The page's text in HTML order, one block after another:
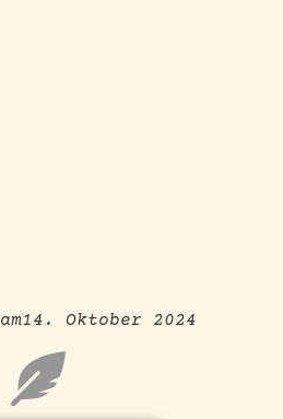
am14. Oktober 2024